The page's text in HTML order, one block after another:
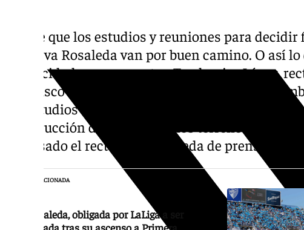
Parece que los estudios y reuniones para
la Nueva Rosaleda van por buen camino. O así
de felicidad que comparten Teodomiro López,
Francisco De la Torre, alcalde de Málaga. Sin
los estudios técnicos, para analizar las
construcción del estadio en los terrenos
expresado el rector en una rueda de prensa
NOTICIA RELACIONADA
La Rosaleda, obligada por LaLiga a ser